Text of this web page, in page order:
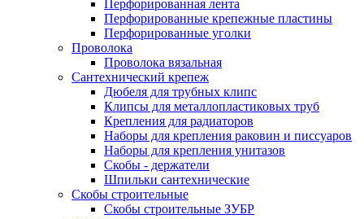
Перфорированная лента
Перфорированные крепежные пластины
Перфорированные уголки
Проволока
Проволока вязальная
Сантехнический крепеж
Дюбеля для трубных клипс
Клипсы для металлопластиковых труб
Крепления для радиаторов
Наборы для крепления раковин и писсуаров
Наборы для крепления унитазов
Скобы - держатели
Шпильки сантехнические
Скобы строительные
Скобы строительные ЗУБР